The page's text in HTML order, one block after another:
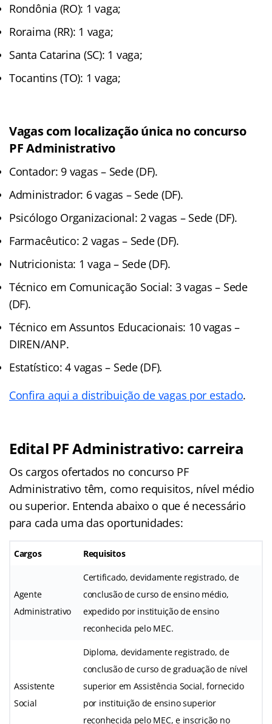
Rondônia (RO): 1 vaga;
Roraima (RR): 1 vaga;
Santa Catarina (SC): 1 vaga;
Tocantins (TO): 1 vaga;
Vagas com localização única no concurso
PF Administrativo
Contador: 9 vagas – Sede (DF).
Administrador: 6 vagas – Sede (DF).
Psicólogo Organizacional: 2 vagas – Sede (DF).
Farmacêutico: 2 vagas – Sede (DF).
Nutricionista: 1 vaga – Sede (DF).
Técnico em Comunicação Social: 3 vagas – Sede
(DF).
Técnico em Assuntos Educacionais: 10 vagas –
DIREN/ANP.
Estatístico: 4 vagas – Sede (DF).
Confira aqui a distribuição de vagas por estado.
Edital PF Administrativo: carreira
Os cargos ofertados no concurso PF
Administrativo têm, como requisitos, nível médio
ou superior. Entenda abaixo o que é necessário
para cada uma das oportunidades:
Cargos Requisitos
Agente
Administrativo
Certificado, devidamente registrado, de
conclusão de curso de ensino médio,
expedido por instituição de ensino
reconhecida pelo MEC.
Assistente
Social
Diploma, devidamente registrado, de
conclusão de curso de graduação de nível
superior em Assistência Social, fornecido
por instituição de ensino superior
reconhecida pelo MEC, e inscrição no